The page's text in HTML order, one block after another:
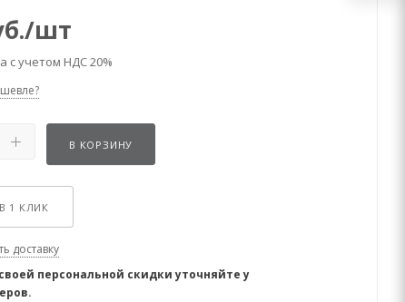
/шт
с учетом НДС 20%
В КОРЗИНУ
1 КЛИК
доставку
персональной скидки уточняйте у